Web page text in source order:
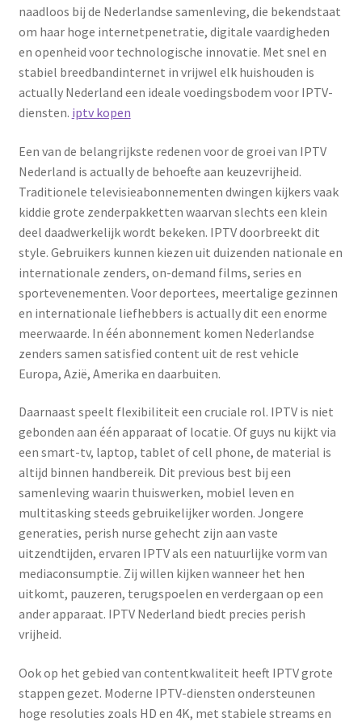
naadloos bij de Nederlandse samenleving, die bekendstaat
om haar hoge internetpenetratie, digitale vaardigheden
en openheid voor technologische innovatie. Met snel en
stabiel breedbandinternet in vrijwel elk huishouden is
actually Nederland een ideale voedingsbodem voor IPTV-
diensten. iptv kopen
Een van de belangrijkste redenen voor de groei van IPTV
Nederland is actually de behoefte aan keuzevrijheid.
Traditionele televisieabonnementen dwingen kijkers vaak
kiddie grote zenderpakketten waarvan slechts een klein
deel daadwerkelijk wordt bekeken. IPTV doorbreekt dit
style. Gebruikers kunnen kiezen uit duizenden nationale en
internationale zenders, on-demand films, series en
sportevenementen. Voor deportees, meertalige gezinnen
en internationale liefhebbers is actually dit een enorme
meerwaarde. In één abonnement komen Nederlandse
zenders samen satisfied content uit de rest vehicle
Europa, Azië, Amerika en daarbuiten.
Daarnaast speelt flexibiliteit een cruciale rol. IPTV is niet
gebonden aan één apparaat of locatie. Of guys nu kijkt via
een smart-tv, laptop, tablet of cell phone, de material is
altijd binnen handbereik. Dit previous best bij een
samenleving waarin thuiswerken, mobiel leven en
multitasking steeds gebruikelijker worden. Jongere
generaties, perish nurse gehecht zijn aan vaste
uitzendtijden, ervaren IPTV als een natuurlijke vorm van
mediaconsumptie. Zij willen kijken wanneer het hen
uitkomt, pauzeren, terugspoelen en verdergaan op een
ander apparaat. IPTV Nederland biedt precies perish
vrijheid.
Ook op het gebied van contentkwaliteit heeft IPTV grote
stappen gezet. Moderne IPTV-diensten ondersteunen
hoge resoluties zoals HD en 4K, met stabiele streams en